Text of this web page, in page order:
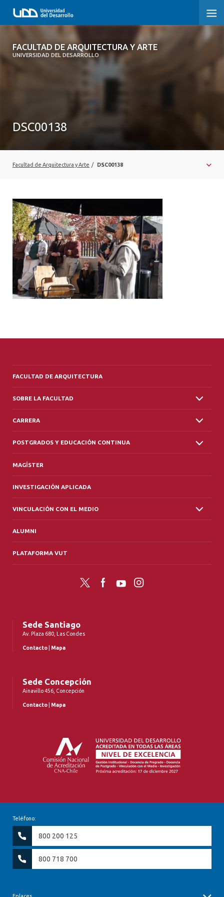
FACULTAD DE ARQUITECTURA Y ARTE
UNIVERSIDAD DEL DESARROLLO
FACULTAD DE ARQUITECTURA Y ARTE
VINCULACIÓN CON EL MEDIO
ALUMNI
PLATAFORMA VUT
DSC00138
Facultad de Arquitectura y Arte / DSC00138
FACULTAD DE ARQUITECTURA
SOBRE LA FACULTAD
CARRERA
POSTGRADOS Y EDUCACIÓN CONTINUA
MAGÍSTER
INVESTIGACIÓN APLICADA
VINCULACIÓN CON EL MEDIO
ALUMNI
PLATAFORMA VUT
Twitter FacebookYouTubeInstagram
Sede Santiago
Av. Plaza 680, Las Condes
Contacto Mapa
Sede Concepción
Ainavillo 456, Concepción
Contacto Mapa
Teléfono:
800 200 125
800 718 700
Enlaces